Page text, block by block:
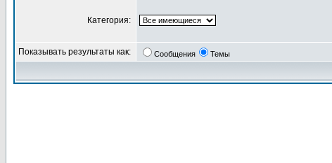
Категория:
Показывать результаты как: Сообщения Темы